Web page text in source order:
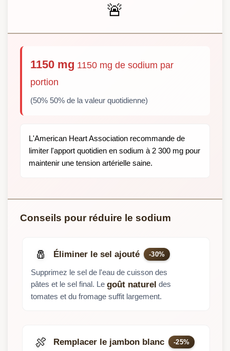
🚨
1150 mg 1150 mg de sodium par
portion
(50% 50% de la valeur quotidienne)
L'American Heart Association recommande de
limiter l'apport quotidien en sodium à 2 300 mg pour
maintenir une tension artérielle saine.
Conseils pour réduire le sodium
🧂 Éliminer le sel ajouté -30%
Supprimez le sel de l'eau de cuisson des
pâtes et le sel final. Le goût naturel des
tomates et du fromage suffit largement.
🍖 Remplacer le jambon blanc -25%